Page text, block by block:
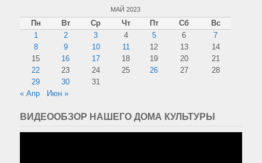
МАЙ 2023
Пн Вт Ср Чт Пт Сб
Вс
1
2 3 4 5 6
7
8
9 10 11 12 13
14
15
16 17 18 19 20
21
22
23 24 25 26 27
28
29
30
31
« Апр
Июн »
ВИДЕООБЗОР НАШЕГО ДОМА КУЛЬТУРЫ